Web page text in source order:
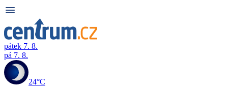
pátek 7. 8.
pá 7. 8.
24°C